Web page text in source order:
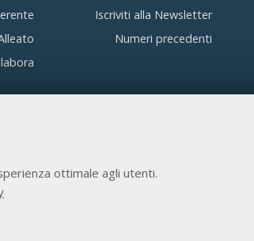
ottimale agli utenti.
Iscriviti alla Newsletter
Numeri precedenti